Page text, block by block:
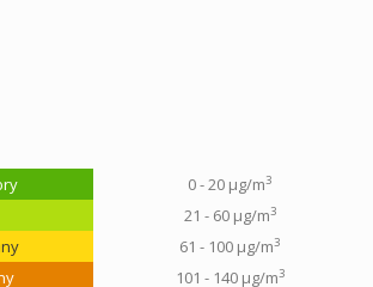
0 - 20 µg/m3
21 - 60 µg/m3
61 - 100 µg/m3
101 - 140 µg/m3